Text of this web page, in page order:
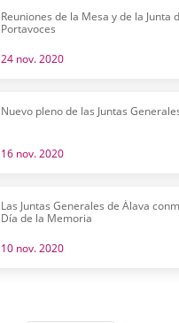
Reuniones de la Mesa y de la Junta
Portavoces
24 nov. 2020
Nuevo pleno de las Juntas
16 nov. 2020
Las Juntas Generales de Álava
Día de la Memoria
10 nov. 2020